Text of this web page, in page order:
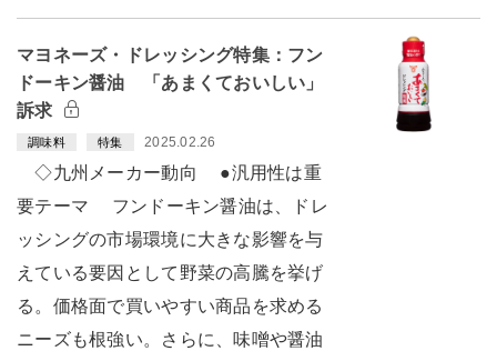
マヨネーズ・ドレッシング特集：フン
ドーキン醤油 「あまくておいしい」
訴求
調味料 特集 2025.02.26
◇九州メーカー動向 ●汎用性は重
要テーマ フンドーキン醤油は、ドレ
ッシングの市場環境に大きな影響を与
えている要因として野菜の高騰を挙げ
る。価格面で買いやすい商品を求める
ニーズも根強い。さらに、味噌や醤油